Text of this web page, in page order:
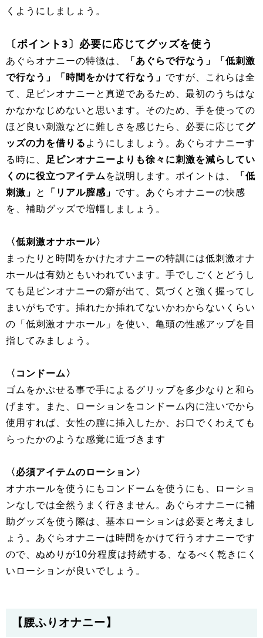
くようにしましょう。
〔ポイント3〕必要に応じてグッズを使う
あぐらオナニーの特徴は、
「あぐらで行なう」「低刺激
で行なう」「時間をかけて行なう」 ですが、これらは全
て、足ピンオナニーと真逆であるため、最初のうちはな
かなかなじめないと思います。そのため、手を使っての
ほど良い刺激などに難しさを感じたら、必要に応じて グ
ッズの力を借りる ようにしましょう。あぐらオナニーす
る時に、
足ピンオナニーよりも徐々に刺激を減らしてい
くのに役立つアイテム を説明します。ポイントは、
「低
刺激」
と 「リアル膣感」 です。あぐらオナニーの快感
を、補助グッズで増幅しましょう。
〈低刺激オナホール〉
まったりと時間をかけたオナニーの特訓には低刺激オナ
ホールは有効ともいわれています。手でしごくとどうし
ても足ピンオナニーの癖が出て、気づくと強く握ってし
まいがちです。挿れたか挿れてないかわからないくらい
の「低刺激オナホール」を使い、亀頭の性感アップを目
指してみましょう。
〈コンドーム〉
ゴムをかぶせる事で手によるグリップを多少なりと和ら
げます。また、ローションをコンドーム内に注いでから
使用すれば、女性の膣に挿入したか、お口でくわえても
らったかのような感覚に近づきます
〈必須アイテムのローション〉
オナホールを使うにもコンドームを使うにも、ローショ
ンなしでは全然うまく行きません。あぐらオナニーに補
助グッズを使う際は、基本ローションは必要と考えまし
ょう。あぐらオナニーは時間をかけて行うオナニーです
ので、ぬめりが10分程度は持続する、なるべく乾きにく
いローションが良いでしょう。
【腰ふりオナニー】